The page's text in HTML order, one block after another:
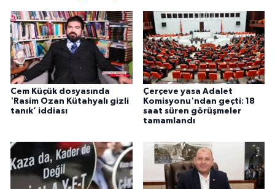
Cem Küçük dosyasında
'Rasim Ozan Kütahyalı gizli
tanık’ iddiası
Çerçeve yasa Adalet
Komisyonu'ndan geçti: 18
saat süren görüşmeler
tamamlandı